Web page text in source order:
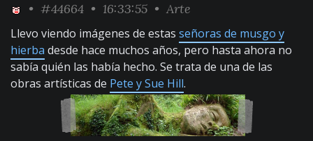
• #44664 • 16:33:55 • Arte
Llevo viendo imágenes de estas señoras de musgo y
hierba desde hace muchos años, pero hasta ahora no
sabía quién las había hecho. Se trata de una de las
obras artísticas de Pete y Sue Hill.